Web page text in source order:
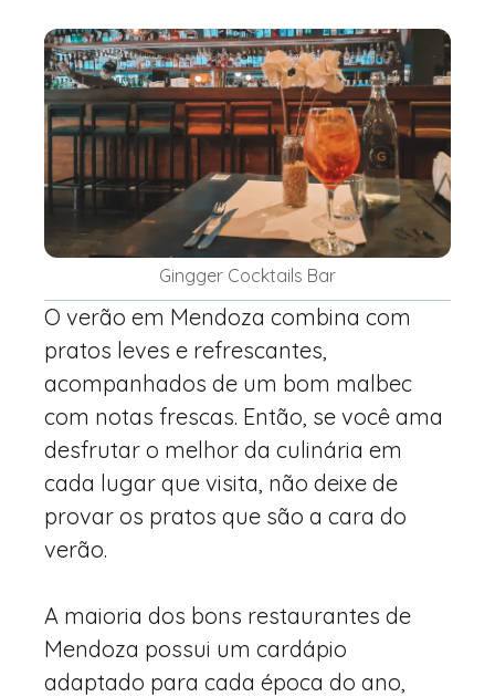
Gingger Cocktails Bar
O verão em Mendoza combina com
pratos leves e refrescantes,
acompanhados de um bom malbec
com notas frescas. Então, se você ama
desfrutar o melhor da culinária em
cada lugar que visita, não deixe de
provar os pratos que são a cara do
verão.
A maioria dos bons restaurantes de
Mendoza possui um cardápio
adaptado para cada época do ano,